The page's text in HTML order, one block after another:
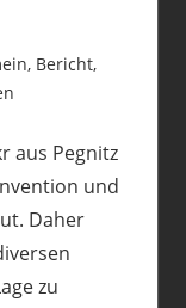
, Bericht,
aus Pegnitz
und
Daher
zu